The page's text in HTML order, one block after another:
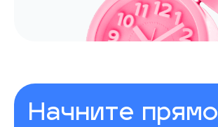
Начните прямо